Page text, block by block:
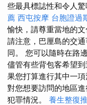
些最具標誌性和令人驚
薦 西屯按摩 台胞證過
愉快，請尊重當地的文
請注意，巴厘島的交
同。 您可以隨時在路
儘管有些背包客希望
果您打算進行其中一項
對您想要訪問的地區
犯罪情況。 養生整復